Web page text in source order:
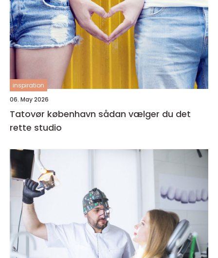
inspiration
06. May 2026
Tatovør københavn sådan vælger du det
rette studio